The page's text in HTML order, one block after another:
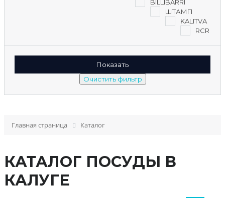
BILLIBARRI
ШТАМП
KALITVA
RCR
Главная страница Каталог
КАТАЛОГ ПОСУДЫ В
КАЛУГЕ